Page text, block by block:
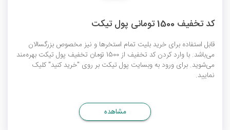
کد تخفیف 1500 تومانی پول تیکت
قابل استفاده برای خرید بلیت تمام استخرها و نیز مخصوص بزرگسالان
می‌باشد. با وارد کردن کد تخفیف از 1500 تومان تخفیف پول تیکت بهره‌مند
می‌شوید. برای ورود به وبسایت پول تیکت بر روی "خرید کنید" کلیک
نمایید.
مشاهده